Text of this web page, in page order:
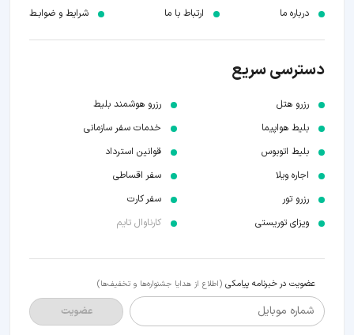
درباره ما ارتباط با ما شرایط و ضوابـط
دسترسی سریع
رزرو هتل
بلیط هواپیما
بلیط اتوبوس
اجاره ویلا
رزرو تور
ویزای توریستی
رزرو هوشمند بلیط
خدمات سفر سازمانی
قوانین استرداد
سفر اقساطی
سفر کارت
کارناوال تایم
عضویت در خبرنامه پیامکی (اطلاع از هدایا جشنواره‌ها و تخفیف‌ها)
شماره موبایل عضویت